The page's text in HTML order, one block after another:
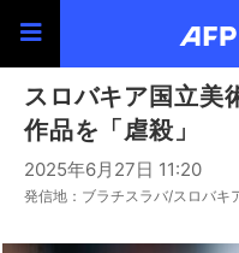
スロバキア国立美
作品を「虐殺」
2025年6月27日 11:20
発信地：ブラチスラバ/スロバキ